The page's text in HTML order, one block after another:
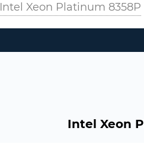
Intel Xeon Platinum 8358P
Intel Xeon